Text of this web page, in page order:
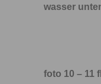
wasser
foto 10 – 11